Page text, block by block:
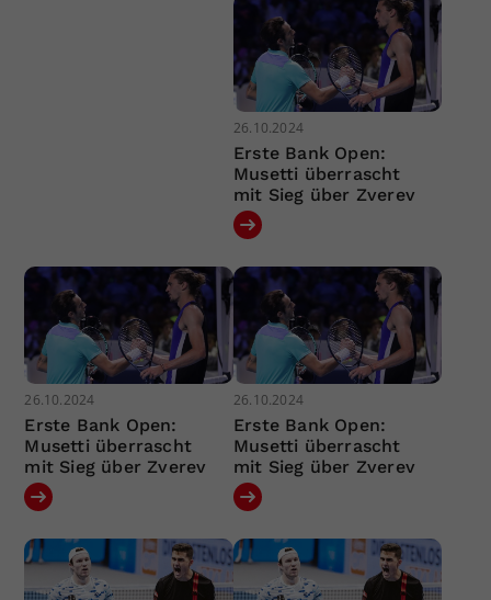
26.10.2024
Erste Bank Open:
Musetti überrascht
mit Sieg über Zverev
26.10.2024
Erste Bank Open:
Musetti überrascht
mit Sieg über Zverev
26.10.2024
Erste Bank Open:
Musetti überrascht
mit Sieg über Zverev